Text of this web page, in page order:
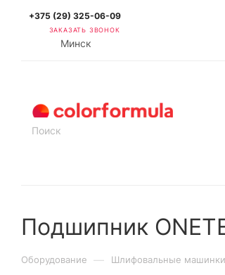
+375 (29) 325-06-09
ЗАКАЗАТЬ ЗВОНОК
Минск
Подшипник
Оборудование — Шлифовальные